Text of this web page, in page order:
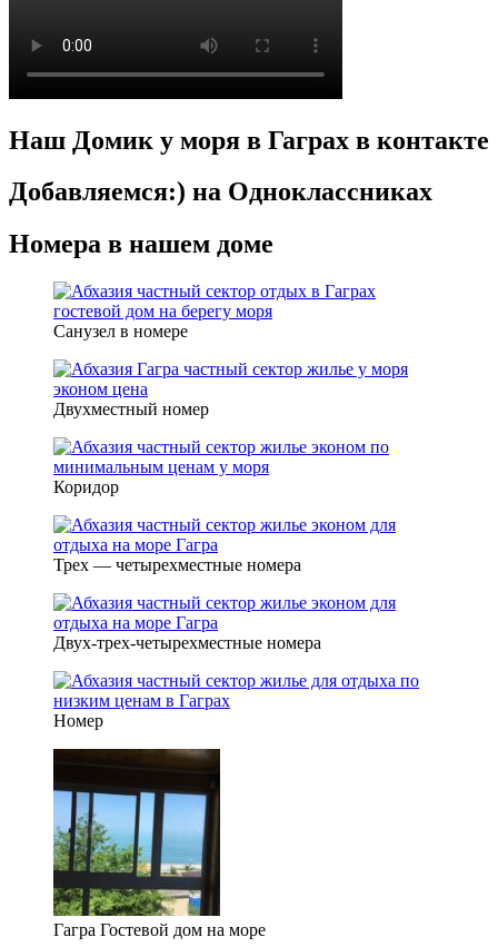
Наш Домик у моря в Гаграх в контакте
Добавляемся:) на Одноклассниках
Номера в нашем доме
Санузел в номере
Двухместный номер
Коридор
Трех — четырехместные номера
Двух-трех-четырехместные номера
Номер
Гагра Гостевой дом на море